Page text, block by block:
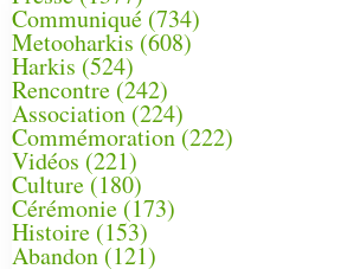
Communiqué (734)
Metooharkis (608)
Harkis (524)
Rencontre (242)
Association (224)
Commémoration(222)
Vidéos (221)
Culture(180)
Cérémonie (173)
Histoire (153)
Abandon(121)